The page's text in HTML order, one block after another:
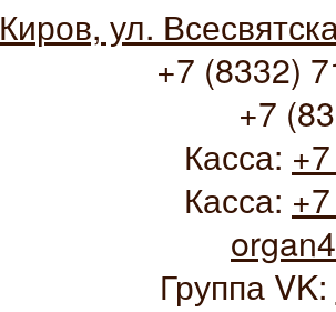
Киров, ул.
+7 (8332)
+7
Касса:
Касса:
Группа VK: